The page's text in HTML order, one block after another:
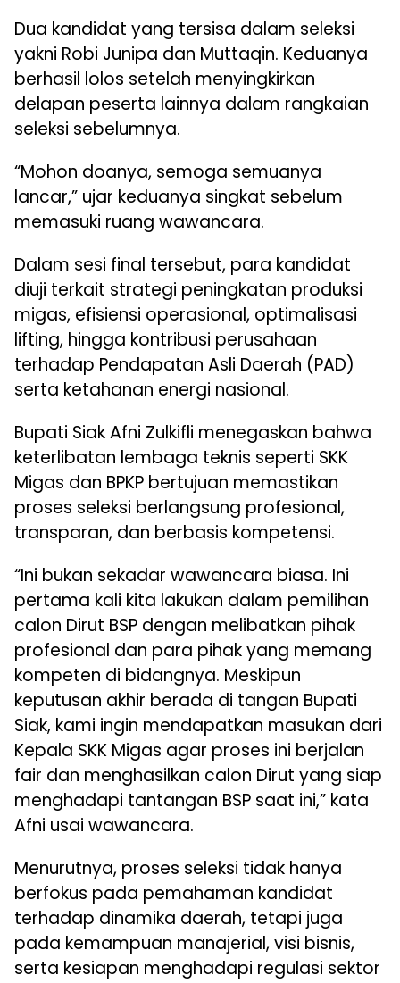
Dua kandidat yang tersisa dalam seleksi
yakni Robi Junipa dan Muttaqin. Keduanya
berhasil lolos setelah menyingkirkan
delapan peserta lainnya dalam rangkaian
seleksi sebelumnya.
“Mohon doanya, semoga semuanya
lancar,” ujar keduanya singkat sebelum
memasuki ruang wawancara.
Dalam sesi final tersebut, para kandidat
diuji terkait strategi peningkatan produksi
migas, efisiensi operasional, optimalisasi
lifting, hingga kontribusi perusahaan
terhadap Pendapatan Asli Daerah (PAD)
serta ketahanan energi nasional.
Bupati Siak Afni Zulkifli menegaskan bahwa
keterlibatan lembaga teknis seperti SKK
Migas dan BPKP bertujuan memastikan
proses seleksi berlangsung profesional,
transparan, dan berbasis kompetensi.
“Ini bukan sekadar wawancara biasa. Ini
pertama kali kita lakukan dalam pemilihan
calon Dirut BSP dengan melibatkan pihak
profesional dan para pihak yang memang
kompeten di bidangnya. Meskipun
keputusan akhir berada di tangan Bupati
Siak, kami ingin mendapatkan masukan dari
Kepala SKK Migas agar proses ini berjalan
fair dan menghasilkan calon Dirut yang siap
menghadapi tantangan BSP saat ini,” kata
Afni usai wawancara.
Menurutnya, proses seleksi tidak hanya
berfokus pada pemahaman kandidat
terhadap dinamika daerah, tetapi juga
pada kemampuan manajerial, visi bisnis,
serta kesiapan menghadapi regulasi sektor